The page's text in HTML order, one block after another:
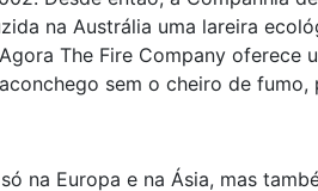
na Austrália uma lareira
The Fire Company
sem o cheiro de
na Europa e na Ásia, mas